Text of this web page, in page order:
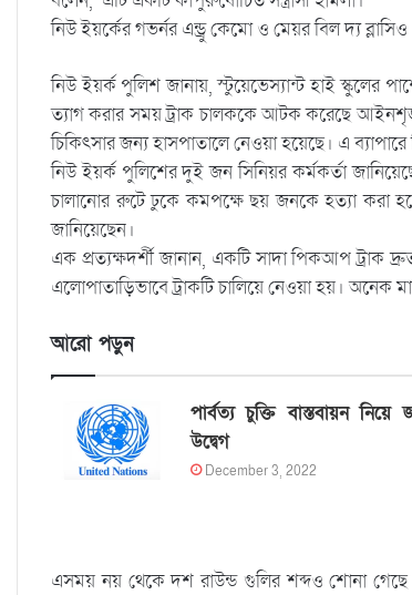
নিউ ইয়র্কের গভর্নর এন্ড্রু কেমো ও মেয়র বিল দ্য
নিউ ইয়র্ক পুলিশ জানায়, স্টুয়েভেস্যান্ট হাই স্কুলের
ত্যাগ করার সময় ট্রাক চালককে আটক করেছে
চিকিৎসার জন্য হাসপাতালে নেওয়া হয়েছে। এ
নিউ ইয়র্ক পুলিশের দুই জন সিনিয়র কর্মকর্তা
চালানোর রুটে ঢুকে কমপক্ষে ছয় জনকে হত্যা করা
জানিয়েছেন।
এক প্রত্যক্ষদর্শী জানান, একটি সাদা পিকআপ ট্রাক
এলোপাতাড়িভাবে ট্রাকটি চালিয়ে নেওয়া হয়। অনেক
আরো পড়ুন
পার্বত্য চুক্তি বাস্তবায়ন নিয়ে
উদ্বেগ
December 3, 2022
এসময় নয় থেকে দশ রাউন্ড গুলির শব্দও শোনা গেছে